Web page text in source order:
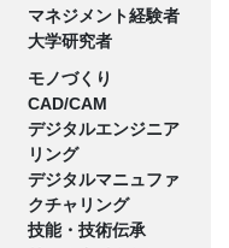
マネジメント経験者
大学研究者
モノづくり
CAD/CAM
デジタルエンジニア
リング
デジタルマニュファ
クチャリング
技能・技術伝承